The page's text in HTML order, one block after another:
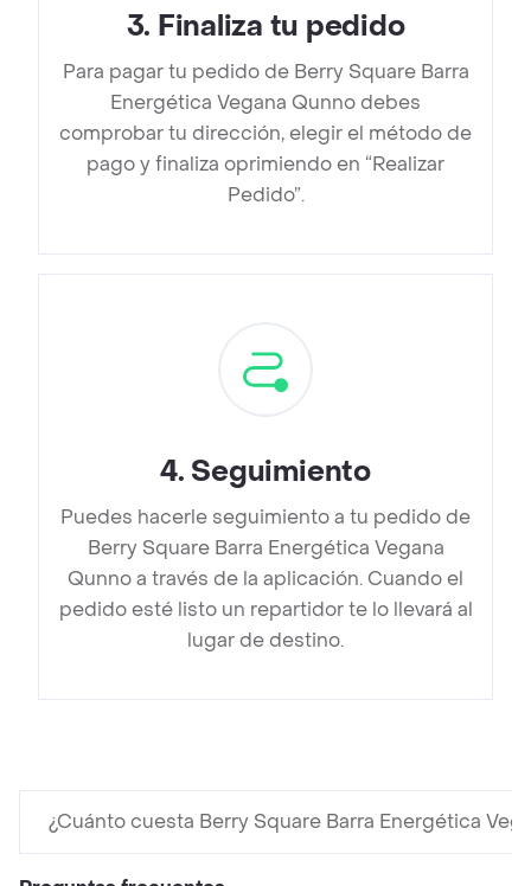
3. Finaliza tu pedido
Para pagar tu pedido de Berry Square Barra
Energética Vegana Qunno debes
comprobar tu dirección, elegir el método de
pago y finaliza oprimiendo en “Realizar
Pedido”.
4. Seguimiento
Puedes hacerle seguimiento a tu pedido de
Berry Square Barra Energética Vegana
Qunno a través de la aplicación. Cuando el
pedido esté listo un repartidor te lo llevará al
lugar de destino.
¿Cuánto cuesta Berry Square Barra Energética